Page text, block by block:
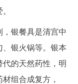
银餐具是清宫中
银火锅等。银本
的天然药性，明
组合成复方，